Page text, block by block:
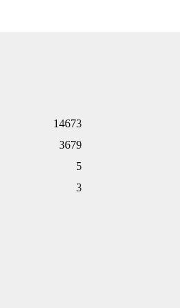
14673
3679
5
3